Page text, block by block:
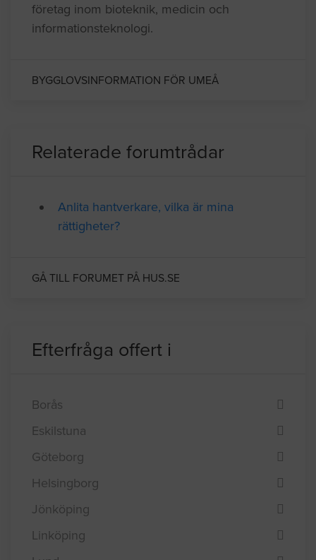
Terrängen är kuperad med många dalgångar.
Näringslivet i Umeå är väldigt brett med totalt
informationsteknologi.
Relaterade forumtrådar
rättigheter?
Efterfråga offert i
Borås
Eskilstuna
Göteborg
Helsingborg